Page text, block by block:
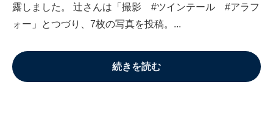
露しました。 辻さんは「撮影 #ツインテール #アラフ
ォー」とつづり、7枚の写真を投稿。...
続きを読む